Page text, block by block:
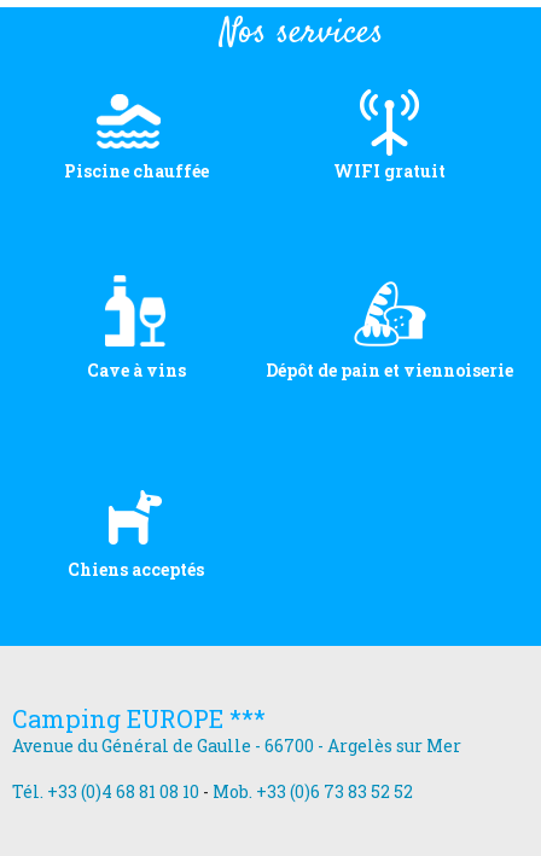
Nos services
Piscine chauffée WIFI gratuit
Cave à vins Dépôt de pain et viennoiserie
Chiens acceptés
Camping EUROPE ***
Avenue du Général de Gaulle - 66700 - Argelès sur Mer
Tél. +33 (0)4 68 81 08 10 - Mob. +33 (0)6 73 83 52 52